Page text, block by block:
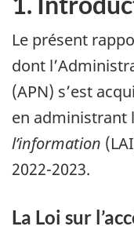
Le présent
dont
(APN) s’est
en administrant
l’information
2022-2023.
La Loi sur